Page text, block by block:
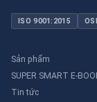
Rào chắn an
được lắp tại
tầm nhìn, tránh
4. Pallet
ISO 9001:2015
Sản phẩm
SUPER SMART E-
Tin tức